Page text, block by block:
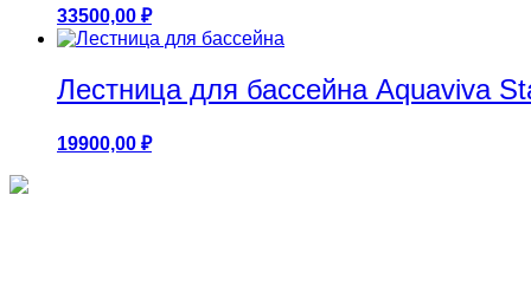
33500,00 ₽
Лестница для бассейна Aquaviva
19900,00 ₽